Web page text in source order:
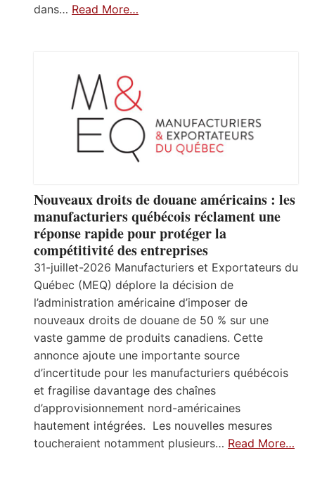
dans… Read More…
Nouveaux droits de douane américains : les
manufacturiers québécois réclament une
réponse rapide pour protéger la
compétitivité des entreprises
31-juillet-2026 Manufacturiers et Exportateurs du
Québec (MEQ) déplore la décision de
l’administration américaine d’imposer de
nouveaux droits de douane de 50 % sur une
vaste gamme de produits canadiens. Cette
annonce ajoute une importante source
d’incertitude pour les manufacturiers québécois
et fragilise davantage des chaînes
d’approvisionnement nord-américaines
hautement intégrées. Les nouvelles mesures
toucheraient notamment plusieurs… Read More…